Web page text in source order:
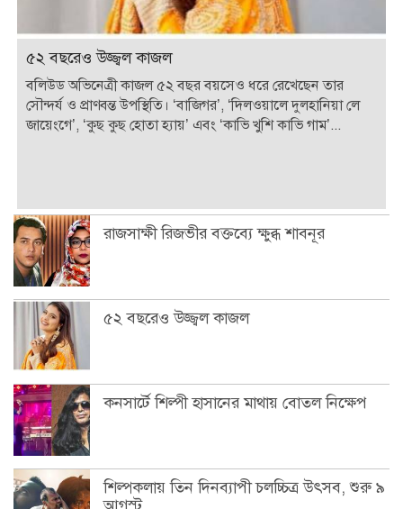
৫২ বছরেও উজ্জ্বল কাজল
বলিউড অভিনেত্রী কাজল ৫২ বছর বয়সেও ধরে রেখেছেন তার
সৌন্দর্য ও প্রাণবন্ত উপস্থিতি। ‘বাজিগর’, ‘দিলওয়ালে দুলহানিয়া লে
জায়েংগে’, ‘কুছ কুছ হোতা হ্যায়’ এবং ‘কাভি খুশি কাভি গাম’...
রাজসাক্ষী রিজভীর বক্তব্যে ক্ষুব্ধ শাবনূর
৫২ বছরেও উজ্জ্বল কাজল
কনসার্টে শিল্পী হাসানের মাথায় বোতল নিক্ষেপ
শিল্পকলায় তিন দিনব্যাপী চলচ্চিত্র উৎসব, শুরু ৯